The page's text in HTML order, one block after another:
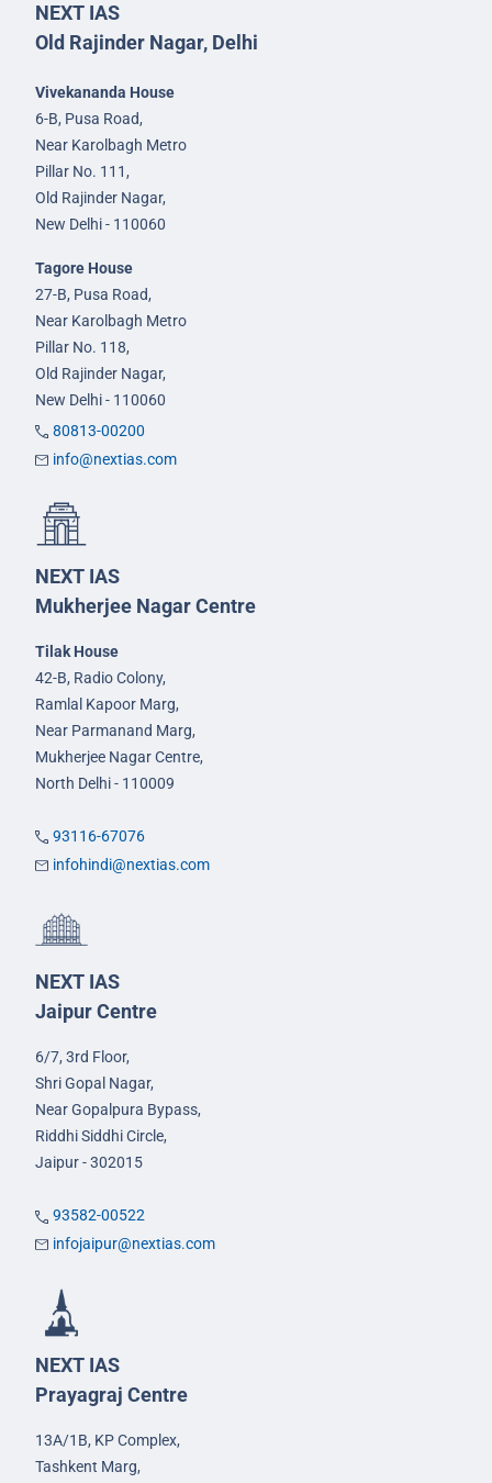
NEXT IAS
Old Rajinder Nagar, Delhi
Vivekananda House
6-B, Pusa Road,
Near Karolbagh Metro
Pillar No. 111,
Old Rajinder Nagar,
New Delhi - 110060
Tagore House
27-B, Pusa Road,
Near Karolbagh Metro
Pillar No. 118,
Old Rajinder Nagar,
New Delhi - 110060
80813-00200
info@nextias.com
NEXT IAS
Mukherjee Nagar Centre
Tilak House
42-B, Radio Colony,
Ramlal Kapoor Marg,
Near Parmanand Marg,
Mukherjee Nagar Centre,
North Delhi - 110009
93116-67076
infohindi@nextias.com
NEXT IAS
Jaipur Centre
6/7, 3rd Floor,
Shri Gopal Nagar,
Near Gopalpura Bypass,
Riddhi Siddhi Circle,
Jaipur - 302015
93582-00522
infojaipur@nextias.com
NEXT IAS
Prayagraj Centre
13A/1B, KP Complex,
Tashkent Marg,